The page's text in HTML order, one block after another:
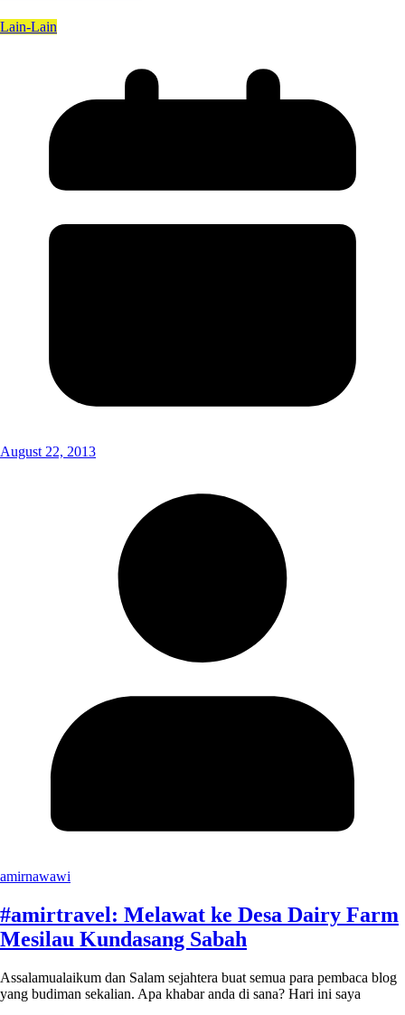
Lain-Lain
August 22, 2013
amirnawawi
#amirtravel: Melawat ke Desa Dairy Farm
Mesilau Kundasang Sabah
Assalamualaikum dan Salam sejahtera buat semua para pembaca blog
yang budiman sekalian. Apa khabar anda di sana? Hari ini saya